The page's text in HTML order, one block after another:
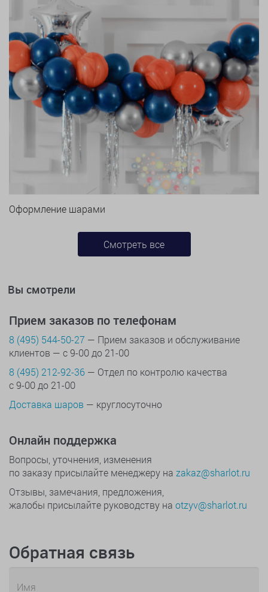
Оформление шарами
Смотреть все
Вы смотрели
Прием заказов по телефонам
8 (495) 544-50-27 — Прием заказов и обслуживание
клиентов — с 9-00 до 21-00
8 (495) 212-92-36 — Отдел по контролю качества
с 9-00 до 21-00
Доставка шаров — круглосуточно
Онлайн поддержка
Вопросы, уточнения, изменения
по заказу присылайте менеджеру на zakaz@sharlot.ru
Отзывы, замечания, предложения,
жалобы присылайте руководству на otzyv@sharlot.ru
Обратная связь